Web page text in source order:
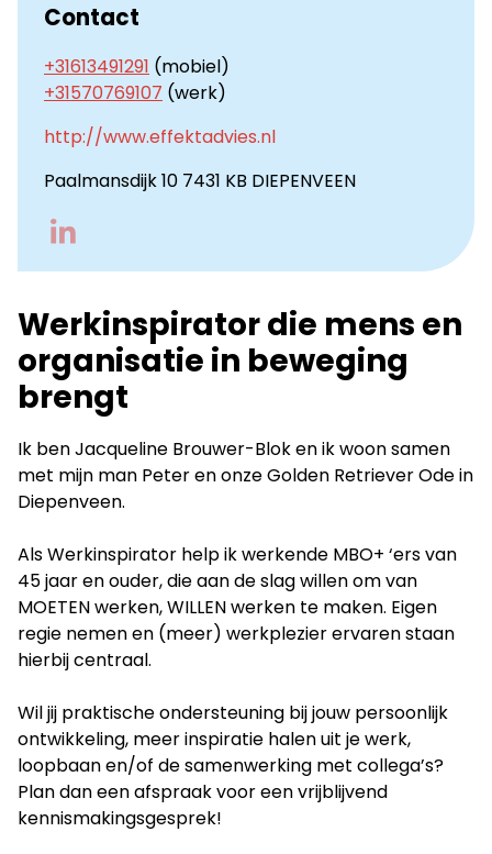
Contact
+31613491291 (mobiel)
+31570769107 (werk)
http://www.effektadvies.nl
Paalmansdijk 10 7431 KB DIEPENVEEN
Werkinspirator die mens en
organisatie in beweging
brengt
Ik ben Jacqueline Brouwer-Blok en ik woon samen
met mijn man Peter en onze Golden Retriever Ode in
Diepenveen.
Als Werkinspirator help ik werkende MBO+ ‘ers van
45 jaar en ouder, die aan de slag willen om van
MOETEN werken, WILLEN werken te maken. Eigen
regie nemen en (meer) werkplezier ervaren staan
hierbij centraal.
Wil jij praktische ondersteuning bij jouw persoonlijk
ontwikkeling, meer inspiratie halen uit je werk,
loopbaan en/of de samenwerking met collega’s?
Plan dan een afspraak voor een vrijblijvend
kennismakingsgesprek!